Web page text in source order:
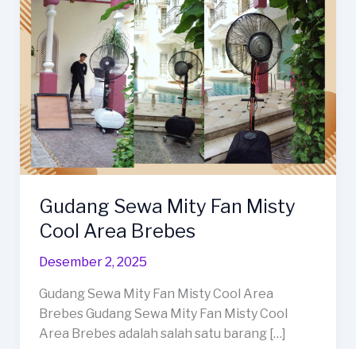
Gudang Sewa Mity Fan Misty
Cool Area Brebes
Desember 2, 2025
Gudang Sewa Mity Fan Misty Cool Area
Brebes Gudang Sewa Mity Fan Misty Cool
Area Brebes adalah salah satu barang […]